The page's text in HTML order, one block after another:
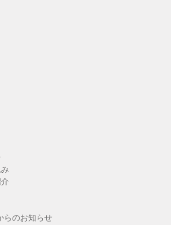
らのお知らせ